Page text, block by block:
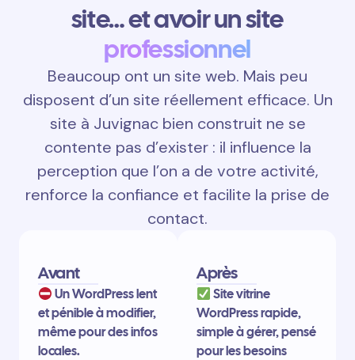
site… et avoir un site
professionnel
Beaucoup ont un site web. Mais peu
disposent d’un site réellement efficace. Un
site à Juvignac bien construit ne se
contente pas d’exister : il influence la
perception que l’on a de votre activité,
renforce la confiance et facilite la prise de
contact.
Avant
Un WordPress lent
et pénible à modifier,
même pour des infos
locales.
Après
Site vitrine
WordPress rapide,
simple à gérer, pensé
pour les besoins